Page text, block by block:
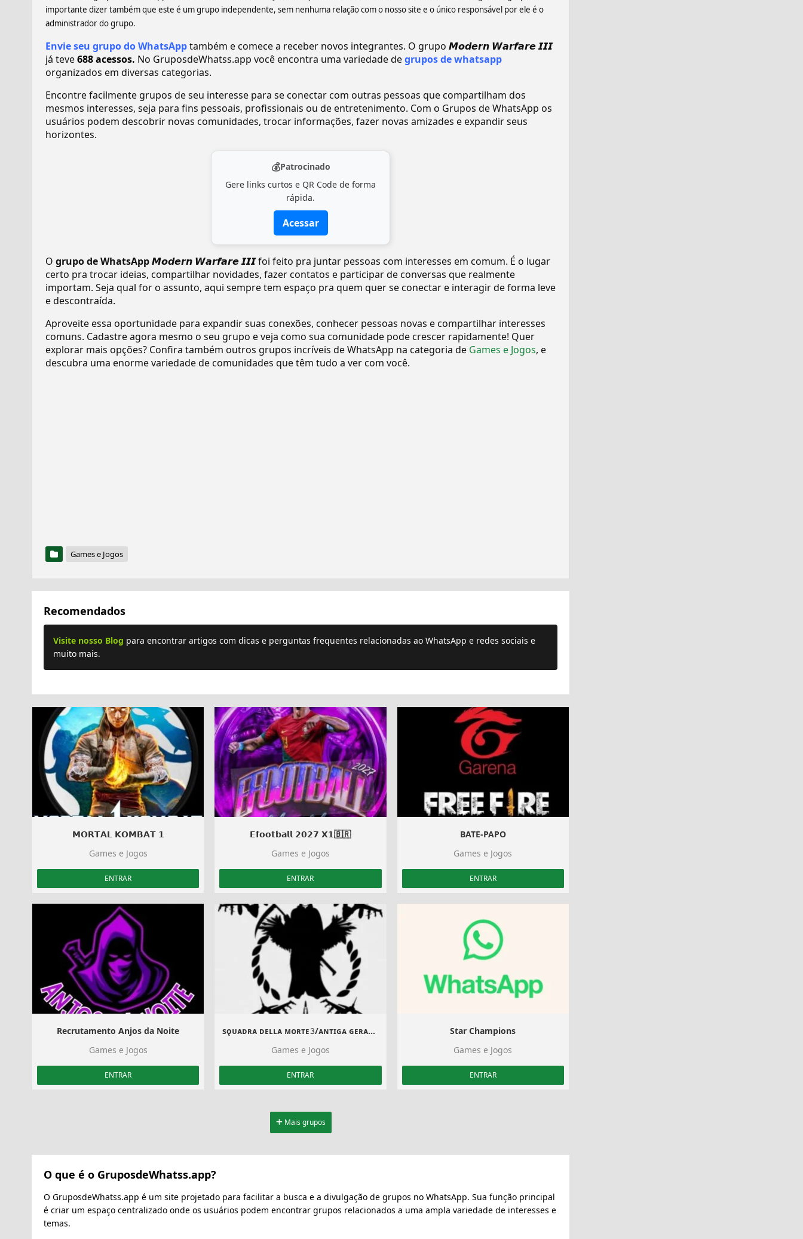
importante dizer também que este é um grupo independente, sem nenhuma relação com o nosso site e o único responsável por ele é o
administrador do grupo.
Envie seu grupo do WhatsApptambém e comece a receber novos integrantes. O grupo 𝙈𝙤𝙙𝙚𝙧𝙣 𝙒𝙖𝙧𝙛𝙖𝙧𝙚 𝙄𝙄𝙄
já teve688 acessos. No GruposdeWhatss.app você encontra uma variedade degrupos de whatsapp
organizados em diversas categorias.
Encontre facilmente grupos de seu interesse para se conectar com outras pessoas que compartilham dos
mesmos interesses, seja para fins pessoais, profissionais ou de entretenimento. Com o Grupos de WhatsApp os
usuários podem descobrir novas comunidades, trocar informações, fazer novas amizades e expandir seus
horizontes.
💰Patrocinado
Gere links curtos e QR Code de forma
rápida.
Acessar
O grupo de WhatsApp 𝙈𝙤𝙙𝙚𝙧𝙣 𝙒𝙖𝙧𝙛𝙖𝙧𝙚 𝙄𝙄𝙄foi feito pra juntar pessoas com interesses em comum. É o lugar
certo pra trocar ideias, compartilhar novidades, fazer contatos e participar de conversas que realmente
importam. Seja qual for o assunto, aqui sempre tem espaço pra quem quer se conectar e interagir de forma leve
e descontraída.
Aproveite essa oportunidade para expandir suas conexões, conhecer pessoas novas e compartilhar interesses
comuns. Cadastre agora mesmo o seu grupo e veja como sua comunidade pode crescer rapidamente! Quer
explorar mais opções? Confira também outros grupos incríveis de WhatsApp na categoria de Games e Jogos, e
descubra uma enorme variedade de comunidades que têm tudo a ver com você.
Games e Jogos
Recomendados
Visite nosso Blog para encontrar artigos com dicas e perguntas frequentes relacionadas ao WhatsApp e redes sociais e
muito mais.
𝗠𝗢𝗥𝗧𝗔𝗟 𝗞𝗢𝗠𝗕𝗔𝗧 𝟭
Games e Jogos
ENTRAR
𝗘𝗳𝗼𝗼𝘁𝗯𝗮𝗹𝗹 𝟮𝟬𝟮𝟳 𝗫𝟭🇧🇷
Games e Jogos
ENTRAR
BATE-PAPO
Games e Jogos
ENTRAR
Recrutamento Anjos da Noite
Games e Jogos
ENTRAR
sǫᴜᴀᴅʀᴀ ᴅᴇʟʟᴀ ᴍᴏʀᴛᴇ𝟹/ᴀɴᴛɪɢᴀ ɢᴇʀᴀᴄᴀᴏ
Games e Jogos
ENTRAR
Star Champions
Games e Jogos
ENTRAR
Mais grupos
O que é o GruposdeWhatss.app?
O GruposdeWhatss.app é um site projetado para facilitar a busca e a divulgação de grupos no WhatsApp. Sua função principal
é criar um espaço centralizado onde os usuários podem encontrar grupos relacionados a uma ampla variedade de interesses e
temas.